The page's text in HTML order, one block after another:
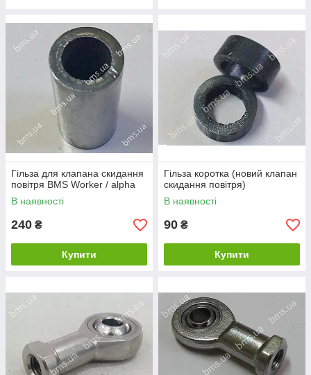
Гільза для клапана скидання
повітря BMS Worker / alpha
В наявності
240 ₴
Купити
Гільза коротка (новий клапан
скидання повітря)
В наявності
90 ₴
Купити